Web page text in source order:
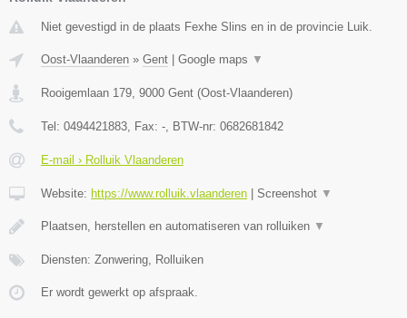
Niet gevestigd in de plaats Fexhe Slins en in de provincie Luik.
Oost-Vlaanderen » Gent Google maps ▼
Rooigemlaan 179, 9000 Gent (Oost-Vlaanderen)
Tel: 0494421883, Fax: -, BTW-nr: 0682681842
E-mail › Rolluik Vlaanderen
Website: https://www.rolluik.vlaanderen Screenshot ▼
Plaatsen, herstellen en automatiseren van rolluiken ▼
Diensten: Zonwering, Rolluiken
Er wordt gewerkt op afspraak.